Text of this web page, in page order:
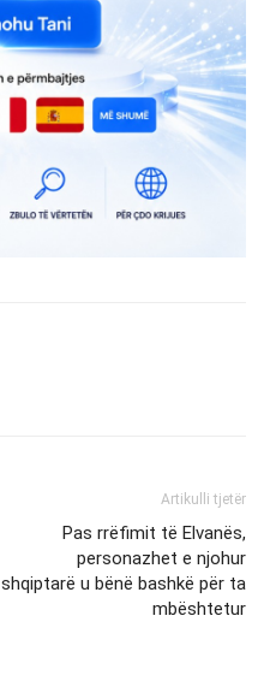
Artikulli tjetër
Pas rrëfimit të Elvanës,
personazhet e njohur
shqiptarë u bënë bashkë për ta
mbështetur